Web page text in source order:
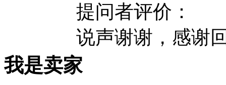
提问者评价：
说声谢谢，感谢
我是卖家